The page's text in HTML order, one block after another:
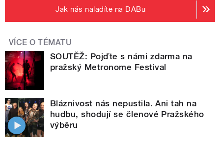
Jak nás naladíte na DABu
VÍCE O TÉMATU
SOUTĚŽ: Pojďte s námi zdarma na
pražský Metronome Festival
Bláznivost nás nepustila. Ani tah na
hudbu, shodují se členové Pražského
výběru